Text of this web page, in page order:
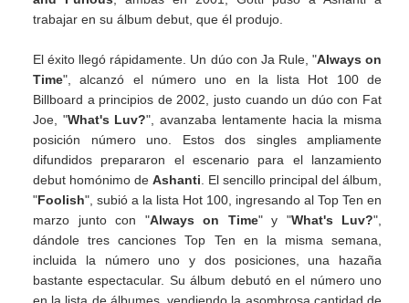
trabajar en su álbum debut, que él produjo.
El éxito llegó rápidamente. Un dúo con Ja Rule, "Always on
Time", alcanzó el número uno en la lista Hot 100 de
Billboard a principios de 2002, justo cuando un dúo con Fat
Joe, "What's Luv?", avanzaba lentamente hacia la misma
posición número uno. Estos dos singles ampliamente
difundidos prepararon el escenario para el lanzamiento
debut homónimo de Ashanti . El sencillo principal del álbum,
"Foolish", subió a la lista Hot 100, ingresando al Top Ten en
marzo junto con "Always on Time" y "What's Luv?",
dándole tres canciones Top Ten en la misma semana,
incluida la número uno y dos posiciones, una hazaña
bastante espectacular. Su álbum debutó en el número uno